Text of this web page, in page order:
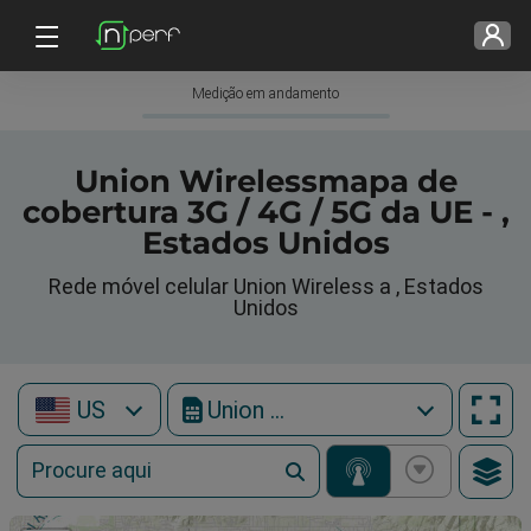
Medição em andamento
Union Wirelessmapa de
cobertura 3G / 4G / 5G da UE - ,
Estados Unidos
Rede móvel celular Union Wireless a , Estados
Unidos
US Union Wireless